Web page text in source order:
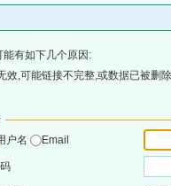
有如下几个原因:
效,可能链接不完整,或数据已被删
户名
Email